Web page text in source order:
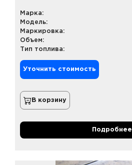
Марка:
Модель:
Маркировка:
Объем:
Тип топлива:
Уточнить стоимость
В корзину
Подробнее